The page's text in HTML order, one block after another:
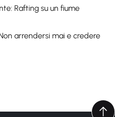
Rafting su un fiume
arrendersi mai e credere